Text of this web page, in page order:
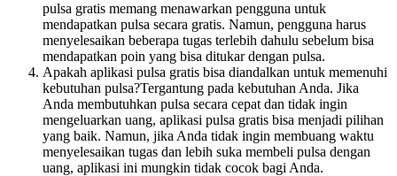
pulsa gratis memang menawarkan pengguna untuk
mendapatkan pulsa secara gratis. Namun, pengguna harus
menyelesaikan beberapa tugas terlebih dahulu sebelum bisa
mendapatkan poin yang bisa ditukar dengan pulsa.
Apakah aplikasi pulsa gratis bisa diandalkan untuk memenuhi
kebutuhan pulsa?Tergantung pada kebutuhan Anda. Jika
Anda membutuhkan pulsa secara cepat dan tidak ingin
mengeluarkan uang, aplikasi pulsa gratis bisa menjadi pilihan
yang baik. Namun, jika Anda tidak ingin membuang waktu
menyelesaikan tugas dan lebih suka membeli pulsa dengan
uang, aplikasi ini mungkin tidak cocok bagi Anda.